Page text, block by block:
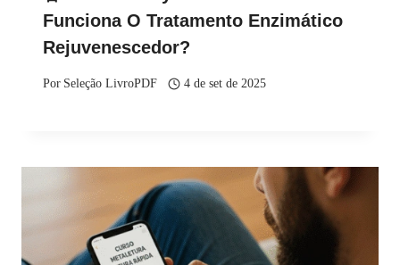
Funciona O Tratamento Enzimático
Rejuvenescedor?
Por Seleção LivroPDF 4 de set de 2025